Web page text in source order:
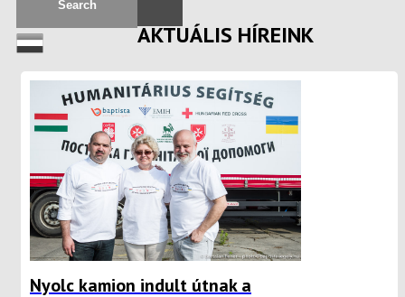
AKTUÁLIS HÍREINK
Nyolc kamion indult útnak a